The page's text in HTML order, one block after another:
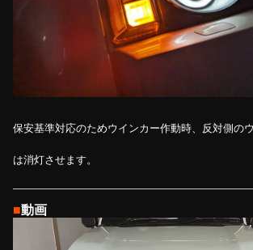
保安基準対応のためウインカー作動時、反対側の
は消灯させます。
■動画